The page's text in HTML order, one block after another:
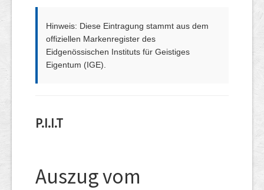
Hinweis: Diese Eintragung stammt aus dem
offiziellen Markenregister des
Eidgenössischen Instituts für Geistiges
Eigentum (IGE).
P.I.I.T
Auszug vom